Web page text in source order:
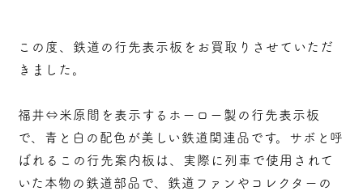
この度、鉄道の行先表示板をお買取りさせていただ
きました。
福井⇔米原間を表示するホーロー製の行先表示板
で、青と白の配色が美しい鉄道関連品です。サボと呼
ばれるこの行先案内板は、実際に列車で使用されて
いた本物の鉄道部品で、鉄道ファンやコレクターの